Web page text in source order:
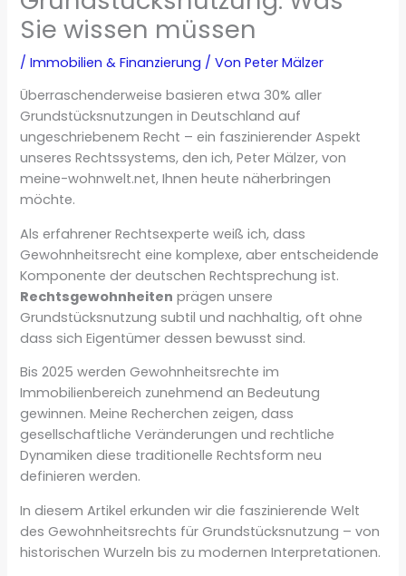
Sie wissen müssen
/Immobilien & Finanzierung / VonPeter Mälzer
Überraschenderweise basieren etwa 30% aller
Grundstücksnutzungen in Deutschland auf
ungeschriebenem Recht – ein faszinierender Aspekt
unseres Rechtssystems, den ich, Peter Mälzer, von
meine-wohnwelt.net, Ihnen heute näherbringen
möchte.
Als erfahrener Rechtsexperte weiß ich, dass
Gewohnheitsrecht eine komplexe, aber entscheidende
Komponente der deutschen Rechtsprechung ist.
Rechtsgewohnheiten prägen unsere
Grundstücksnutzung subtil und nachhaltig, oft ohne
dass sich Eigentümer dessen bewusst sind.
Bis 2025 werden Gewohnheitsrechte im
Immobilienbereich zunehmend an Bedeutung
gewinnen. Meine Recherchen zeigen, dass
gesellschaftliche Veränderungen und rechtliche
Dynamiken diese traditionelle Rechtsform neu
definieren werden.
In diesem Artikel erkunden wir die faszinierende Welt
des Gewohnheitsrechts für Grundstücksnutzung – von
historischen Wurzeln bis zu modernen Interpretationen.